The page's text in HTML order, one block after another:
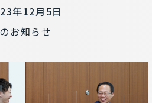
年12月5日
お知らせ